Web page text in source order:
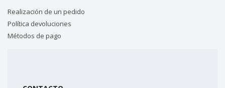
Realización de un pedido
Política devoluciones
Métodos de pago